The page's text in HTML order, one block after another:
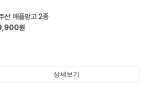
산 애플망고 2종
원
상세보기